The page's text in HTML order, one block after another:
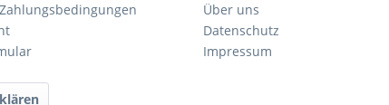
Über uns
Datenschutz
Impressum